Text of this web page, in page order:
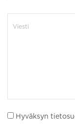
Hyväksyn